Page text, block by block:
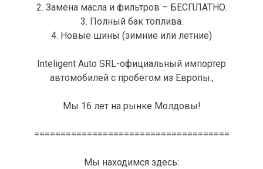
2. Замена масла и фильтров – БЕСПЛАТНО.
3. Полный бак топлива.
4. Новые шины (зимние или летние)
Inteligent Auto SRL-официальный импортер
автомобилей с пробегом из Европы.,
Мы 16 лет на рынке Молдовы!
=====================================
Мы находимся здесь: